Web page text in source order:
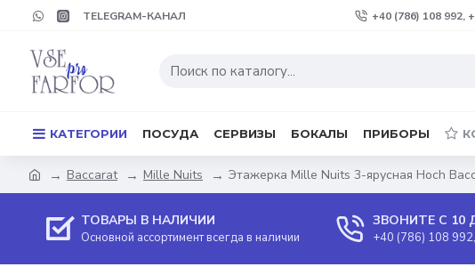
TELEGRAM-КАНАЛ +40 (786) 108 992,
КАТЕГОРИИ ПОСУДА СЕРВИЗЫ БОКАЛЫ ПРИБОРЫ
Baccarat Mille Nuits Этажерка Mille Nuits 3-ярусная Hoch
ТОВАРЫ В НАЛИЧИИ
Основной ассортимент всегда в наличии
ЗВОНИТЕ С 10
+40 (786) 108